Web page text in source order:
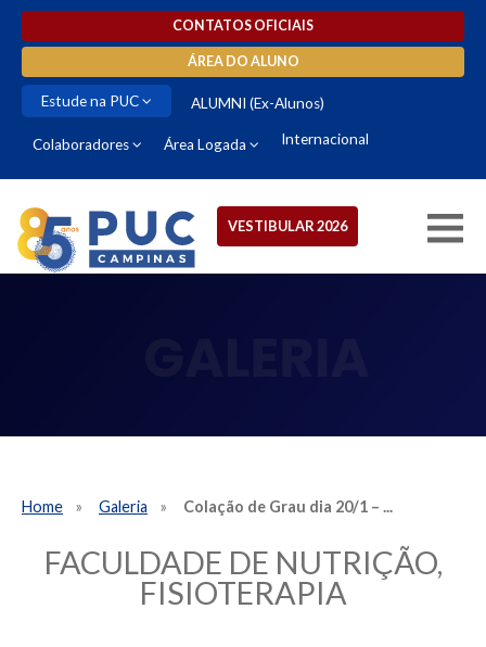
CONTATOS OFICIAIS
ÁREA DO ALUNO
Estude na PUC ALUMNI (Ex-Alunos)
Colaboradores Área Logada Internacional
VESTIBULAR 2026
Home Galeria Colação de Grau dia 20/1 – ...
FACULDADE DE NUTRIÇÃO,
FISIOTERAPIA